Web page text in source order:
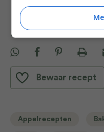
Uitgevers).
Deel dit recept
Bewaar recept
Appelrecepten